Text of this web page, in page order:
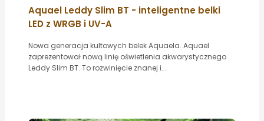
Aquael Leddy Slim BT - inteligentne belki
LED z WRGB i UV-A
Nowa generacja kultowych belek Aquaela. Aquael
zaprezentował nową linię oświetlenia akwarystycznego
Leddy Slim BT. To rozwinięcie znanej i...